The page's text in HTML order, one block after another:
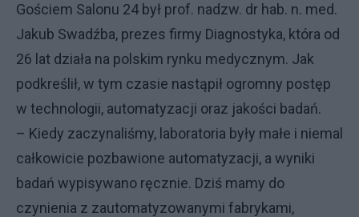
Gościem Salonu 24 był prof. nadzw. dr hab. n. med.
Jakub Swadźba, prezes firmy Diagnostyka, która od
26 lat działa na polskim rynku medycznym. Jak
podkreślił, w tym czasie nastąpił ogromny postęp
w technologii, automatyzacji oraz jakości badań.
– Kiedy zaczynaliśmy, laboratoria były małe i niemal
całkowicie pozbawione automatyzacji, a wyniki
badań wypisywano ręcznie. Dziś mamy do
czynienia z zautomatyzowanymi fabrykami,